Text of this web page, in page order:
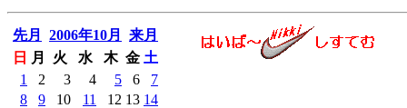
先月 2006年10月
来月
日
月 火 水 木 金 土
1
2 3 4 5 6
7
8
9 10 11 12 13 14